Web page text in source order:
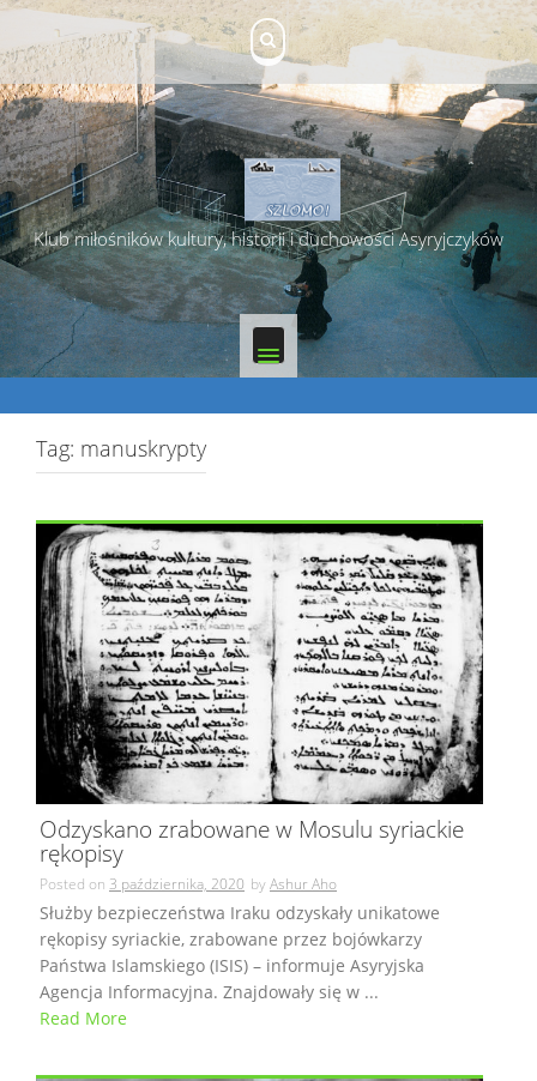
Skip
content
Klub miłośników kultury, historii i duchowości Asyryjczyków
Tag: manuskrypty
Odzyskano zrabowane w Mosulu syriackie
rękopisy
Posted on 3 października, 2020 byAshur Aho
Służby bezpieczeństwa Iraku odzyskały unikatowe
rękopisy syriackie, zrabowane przez bojówkarzy
Państwa Islamskiego (ISIS) – informuje Asyryjska
Agencja Informacyjna. Znajdowały się w ...
Read More